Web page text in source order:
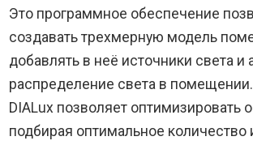
Это программное обеспечение
создавать трехмерную модель
добавлять в неё источники света и
распределение света в
DIALux позволяет оптимизировать
подбирая оптимальное количество